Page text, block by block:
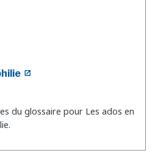
du glossaire pour Les ados en